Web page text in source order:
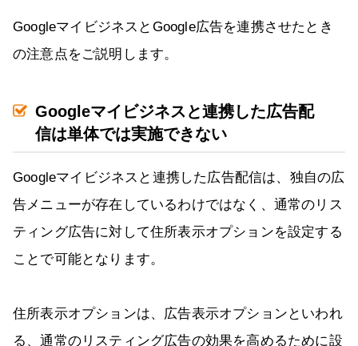
GoogleマイビジネスとGoogle広告を連携させたとき
の注意点をご説明します。
Googleマイビジネスと連携した広告配
信は単体では実施できない
Googleマイビジネスと連携した広告配信は、独自の広
告メニューが存在しているわけではなく、通常のリス
ティング広告に対して住所表示オプションを設定する
ことで可能となります。
住所表示オプションは、広告表示オプションといわれ
る、通常のリスティング広告の効果を高めるために設